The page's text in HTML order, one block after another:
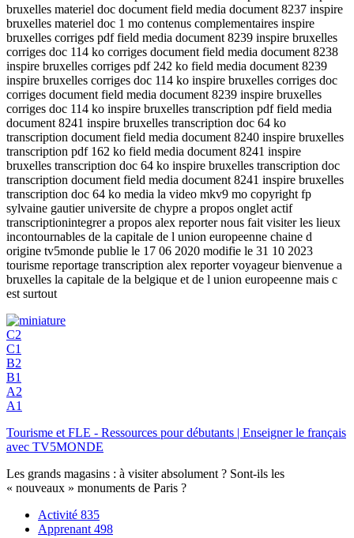
bruxelles materiel doc document field media document 8237 inspire
bruxelles materiel doc 1 mo contenus complementaires inspire
bruxelles corriges pdf field media document 8239 inspire bruxelles
corriges doc 114 ko corriges document field media document 8238
inspire bruxelles corriges pdf 242 ko field media document 8239
inspire bruxelles corriges doc 114 ko inspire bruxelles corriges doc
corriges document field media document 8239 inspire bruxelles
corriges doc 114 ko inspire bruxelles transcription pdf field media
document 8241 inspire bruxelles transcription doc 64 ko
transcription document field media document 8240 inspire bruxelles
transcription pdf 162 ko field media document 8241 inspire
bruxelles transcription doc 64 ko inspire bruxelles transcription doc
transcription document field media document 8241 inspire bruxelles
transcription doc 64 ko media la video mkv9 mo copyright fp
sylvaine gautier universite de chypre a propos onglet actif
transcriptionintegrer a propos alex reporter nous fait visiter les lieux
incontournables de la capitale de l union europeenne chaine d
origine tv5monde publie le 17 06 2020 modifie le 31 10 2023
tourisme reportage transcription alex reporter voyageur bienvenue a
bruxelles la capitale de la belgique et de l union europeenne mais c
est surtout
C2
C1
B2
B1
A2
A1
Tourisme et FLE - Ressources pour débutants | Enseigner le français
avec TV5MONDE
Les grands magasins : à visiter absolument ? Sont-ils les
« nouveaux » monuments de Paris ?
Activité 835
Apprenant 498